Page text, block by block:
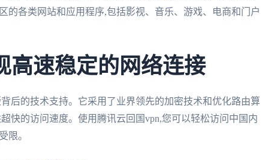
的各类网站和应用程序,包括影视、音乐、游戏、电商和门户
高速稳定的网络连接
后的技术支持。它采用了业界领先的加密技术和优化路由算
快的访问速度。使用腾讯云回国vpn,您可以轻松访问中国内
限。